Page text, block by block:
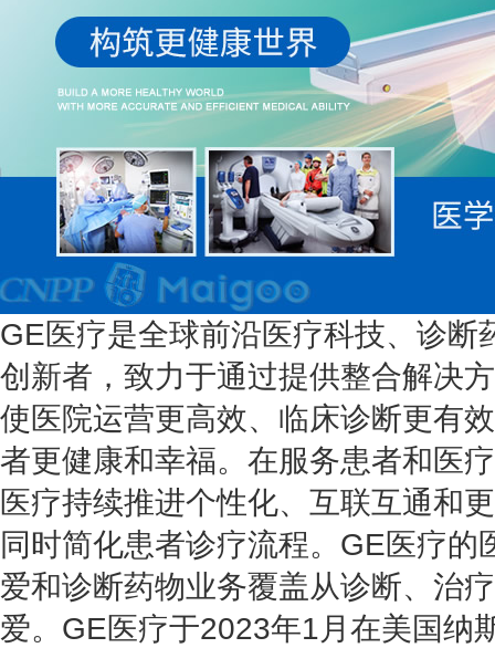
GE医疗是全球前沿医疗科技、诊断
创新者，致力于通过提供整合解决
使医院运营更高效、临床诊断更有
者更健康和幸福。在服务患者和医
医疗持续推进个性化、互联互通和
同时简化患者诊疗流程。GE医疗
爱和诊断药物业务覆盖从诊断、治
爱。GE医疗于2023年1月在美国纳